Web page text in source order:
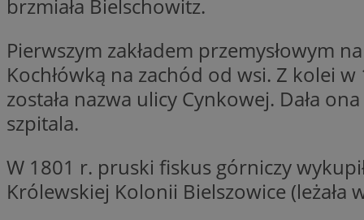
brzmiała Bielschowitz.
Pierwszym zakładem przemysłowym
Kochłówką na zachód od wsi. Z kolei
została nazwa ulicy Cynkowej. Dała
szpitala.
W 1801 r. pruski fiskus górniczy
Królewskiej Kolonii Bielszowice (leżała
MvSessID
msToken